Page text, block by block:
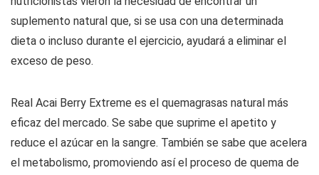
suplemento natural que, si se usa con una determinada
dieta o incluso durante el ejercicio, ayudará a eliminar el
exceso de peso.
Real Acai Berry Extreme es el quemagrasas natural más
eficaz del mercado. Se sabe que suprime el apetito y
reduce el azúcar en la sangre. También se sabe que acelera
el metabolismo, promoviendo así el proceso de quema de